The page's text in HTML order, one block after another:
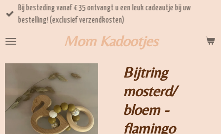
Ga
direct
de
Mom Kadootjes
Bij besteding vanaf € 35 ontvangt u een leuk cadeautje bij uw
bestelling! (exclusief verzendkosten)
Bijtring
mosterd/
bloem -
flamingo